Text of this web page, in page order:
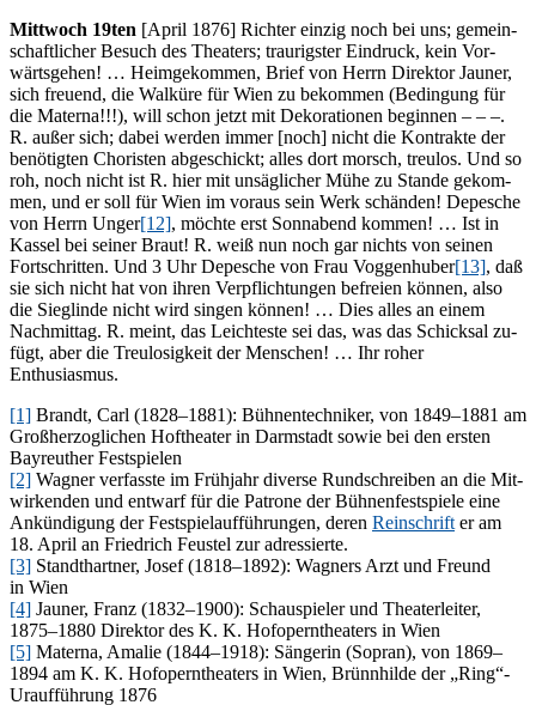
Mitt­woch 19ten [April 1876] Rich­ter ein­zig noch bei uns; ge­mein­
schaft­li­cher Be­such des Thea­ters; trau­rigs­ter Ein­druck, kein Vor­
wärts­ge­hen! … Heim­ge­kom­men, Brief von Herrn Di­rek­tor Jau­ner,
sich freu­end, die Wal­kü­re für Wien zu be­kom­men (Be­din­gung für
die Ma­te­r­na!!!), will schon jetzt mit De­ko­ra­tio­nen be­gin­nen – – –.
R. au­ßer sich; da­bei wer­den im­mer [noch] nicht die Kon­trak­te der
be­nö­tig­ten Cho­ris­ten ab­ge­schickt; al­les dort morsch, treu­los. Und so
roh, noch nicht ist R. hier mit un­säg­li­cher Mühe zu Stan­de ge­kom­
men, und er soll für Wien im vor­aus sein Werk schän­den! De­pe­sche
von Herrn Un­ger[12], möch­te erst Sonn­abend kom­men! … Ist in
Kas­sel bei sei­ner Braut! R. weiß nun noch gar nichts von sei­nen
Fort­schrit­ten. Und 3 Uhr De­pe­sche von Frau Vog­gen­hu­ber[13], daß
sie sich nicht hat von ih­ren Ver­pflich­tun­gen be­frei­en kön­nen, also
die Sieg­lin­de nicht wird sin­gen kön­nen! … Dies al­les an ei­nem
Nach­mit­tag. R. meint, das Leich­tes­te sei das, was das Schick­sal zu­
fügt, aber die Treu­lo­sig­keit der Men­schen! … Ihr ro­her
Enthusiasmus.
[1] Brandt, Carl (1828–1881): Büh­nen­tech­ni­ker, von 1849–1881 am
Groß­her­zog­li­chen Hof­thea­ter in Darm­stadt so­wie bei den ers­ten
Bay­reu­ther Festspielen
[2] Wag­ner ver­fass­te im Früh­jahr di­ver­se Rund­schrei­ben an die Mit­
wir­ken­den und ent­warf für die Pa­tro­ne der Büh­nen­fest­spie­le eine
An­kün­di­gung der Fest­spiel­auf­füh­run­gen, de­ren Rein­schrift er am
18. April an Fried­rich Feus­tel zur adressierte.
[3] Standt­hart­ner, Jo­sef (1818–1892): Wag­ners Arzt und Freund
in Wien
[4] Jau­ner, Franz (1832–1900): Schau­spie­ler und Thea­ter­lei­ter,
1875–1880 Di­rek­tor des K. K. Hof­opern­thea­ters in Wien
[5] Ma­te­r­na, Ama­lie (1844–1918): Sän­ge­rin (So­pran), von 1869–
1894 am K. K. Hof­opern­thea­ters in Wien, Brünn­hil­de der „Ring“-
Uraufführung 1876